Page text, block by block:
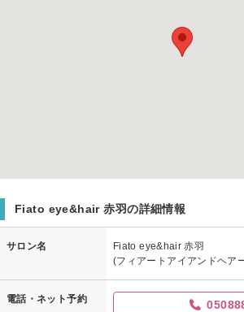
Fiato eye&hair 赤羽の詳細情報
サロン名
Fiato eye&hair 赤羽
(フィアートアイアンドヘア
電話・ネット予約